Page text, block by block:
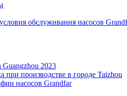
обслуживания насосов
Guangzhou 2023
при производстве в городе Taizhou
насосов Grandfar